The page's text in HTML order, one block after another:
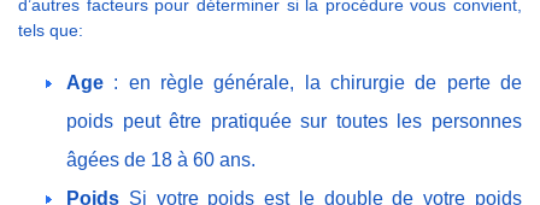
d’autres facteurs pour déterminer si la procédure vous convient,
tels que:
Age : en règle générale, la chirurgie de perte de
poids peut être pratiquée sur toutes les personnes
âgées de 18 à 60 ans.
Poids Si votre poids est le double de votre poids